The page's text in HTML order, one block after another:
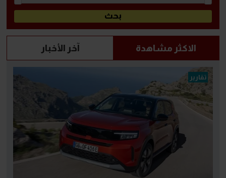
الاكثر مشاهدة آخر الأخبار
تقارير